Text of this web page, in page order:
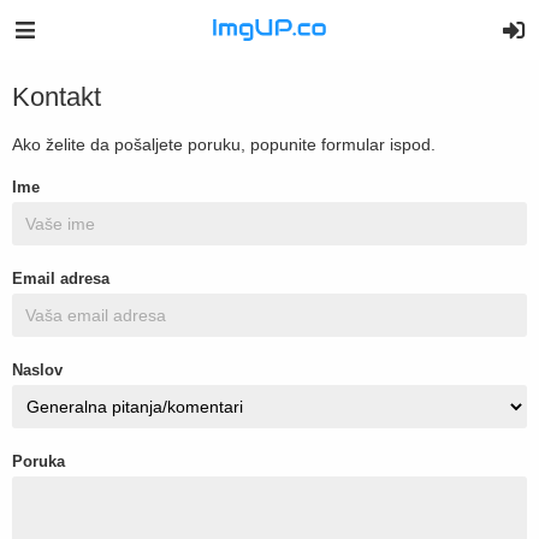
Kontakt
Ako želite da pošaljete poruku, popunite formular ispod.
Ime
Email adresa
Naslov
Poruka